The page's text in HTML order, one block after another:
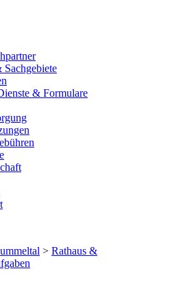
& Formulare
> Rathaus &